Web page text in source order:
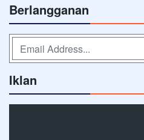
Berlangganan
Iklan